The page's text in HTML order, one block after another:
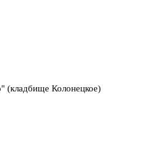
(кладбище Колонецкое)